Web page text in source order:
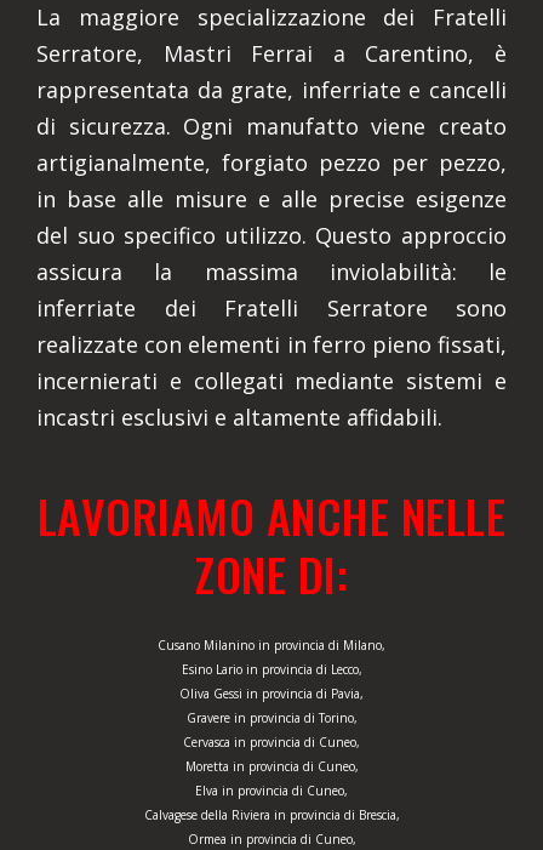
La maggiore specializzazione dei Fratelli
Serratore, Mastri Ferrai a Carentino, è
rappresentata da grate, inferriate e cancelli
di sicurezza. Ogni manufatto viene creato
artigianalmente, forgiato pezzo per pezzo,
in base alle misure e alle precise esigenze
del suo specifico utilizzo. Questo approccio
assicura la massima inviolabilità: le
inferriate dei Fratelli Serratore sono
realizzate con elementi in ferro pieno fissati,
incernierati e collegati mediante sistemi e
incastri esclusivi e altamente affidabili.
LAVORIAMO ANCHE NELLE
ZONE DI:
Cusano Milanino in provincia di Milano,
Esino Lario in provincia di Lecco,
Oliva Gessi in provincia di Pavia,
Gravere in provincia di Torino,
Cervasca in provincia di Cuneo,
Moretta in provincia di Cuneo,
Elva in provincia di Cuneo,
Calvagese della Riviera in provincia di Brescia,
Ormea in provincia di Cuneo,